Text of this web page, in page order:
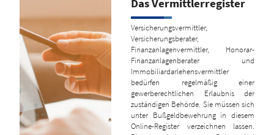
Das Vermittlerregister
Versicherungsvermittler,
Versicherungsberater,
Finanzanlagenvermittler, Honorar-
Finanzanlagenberater und
Immobiliardarlehensvermittler
bedürfen regelmäßig einer
gewerberechtlichen Erlaubnis der
zuständigen Behörde. Sie müssen sich
unter Bußgeldbewehrung in diesem
Online-Register verzeichnen lassen.